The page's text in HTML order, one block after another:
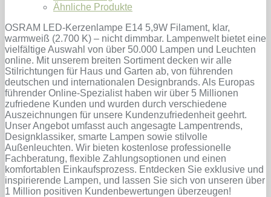
Ähnliche Produkte
OSRAM LED-Kerzenlampe E14 5,9W Filament, klar,
warmweiß (2.700 K) – nicht dimmbar. Lampenwelt bietet eine
vielfältige Auswahl von über 50.000 Lampen und Leuchten
online. Mit unserem breiten Sortiment decken wir alle
Stilrichtungen für Haus und Garten ab, von führenden
deutschen und internationalen Designbrands. Als Europas
führender Online-Spezialist haben wir über 5 Millionen
zufriedene Kunden und wurden durch verschiedene
Auszeichnungen für unsere Kundenzufriedenheit geehrt.
Unser Angebot umfasst auch angesagte Lampentrends,
Designklassiker, smarte Lampen sowie stilvolle
Außenleuchten. Wir bieten kostenlose professionelle
Fachberatung, flexible Zahlungsoptionen und einen
komfortablen Einkaufsprozess. Entdecken Sie exklusive und
inspirierende Lampen, und lassen Sie sich von unseren über
1 Million positiven Kundenbewertungen überzeugen!